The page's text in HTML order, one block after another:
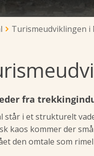
Turismeudviklingen i
fra
står i et strukturelt
kaos kommer der
den omtale som